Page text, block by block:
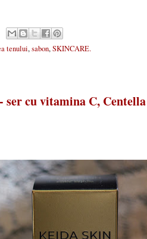
tenului,sabon,SKINCARE.
cu vitamina C,